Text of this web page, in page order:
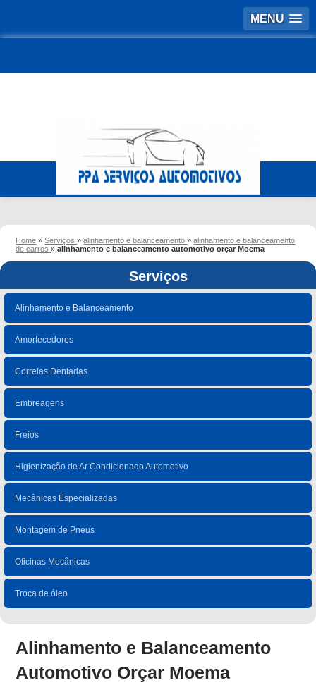
MENU
Home »Serviços»alinhamento e balanceamento»alinhamento e balanceamento
de carros»alinhamento e balanceamento automotivo orçar Moema
Serviços
Alinhamento e Balanceamento
Amortecedores
Correias Dentadas
Embreagens
Freios
Higienização de Ar Condicionado Automotivo
Mecânicas Especializadas
Montagem de Pneus
Oficinas Mecânicas
Troca de óleo
Alinhamento e Balanceamento
Automotivo Orçar Moema